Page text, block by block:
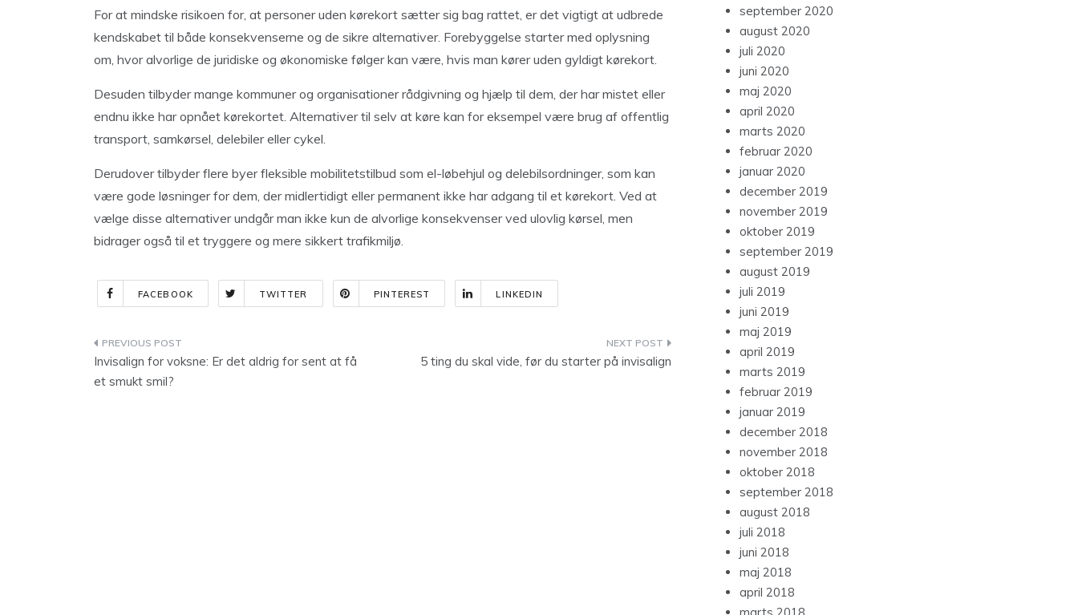
For at mindske risikoen for, at personer uden kørekort sætter sig bag rattet, er det vigtigt at udbrede
kendskabet til både konsekvenserne og de sikre alternativer. Forebyggelse starter med oplysning
om, hvor alvorlige de juridiske og økonomiske følger kan være, hvis man kører uden gyldigt kørekort.
Desuden tilbyder mange kommuner og organisationer rådgivning og hjælp til dem, der har mistet eller
endnu ikke har opnået kørekortet. Alternativer til selv at køre kan for eksempel være brug af offentlig
transport, samkørsel, delebiler eller cykel.
Derudover tilbyder flere byer fleksible mobilitetstilbud som el-løbehjul og delebilsordninger, som kan
være gode løsninger for dem, der midlertidigt eller permanent ikke har adgang til et kørekort. Ved at
vælge disse alternativer undgår man ikke kun de alvorlige konsekvenser ved ulovlig kørsel, men
bidrager også til et tryggere og mere sikkert trafikmiljø.
FACEBOOK TWITTER PINTEREST LINKEDIN
Indlægsnavigation
Invisalign for voksne: Er det aldrig for sent at få
et smukt smil?
5 ting du skal vide, før du starter på invisalign
september 2020
august 2020
juli 2020
juni 2020
maj 2020
april 2020
marts 2020
februar 2020
januar 2020
december 2019
november 2019
oktober 2019
september 2019
august 2019
juli 2019
juni 2019
maj 2019
april 2019
marts 2019
februar 2019
januar 2019
december 2018
november 2018
oktober 2018
september 2018
august 2018
juli 2018
juni 2018
maj 2018
april 2018